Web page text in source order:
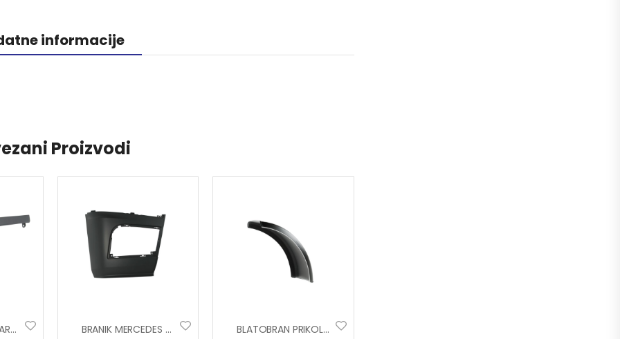
informacije
Proizvodi
LAJSNA-OKVIR FARA MERCEDES ACTROS MP4 MP5 LIJEVA BRANIK MERCEDES ACTROS MP4 MP5 DESNI 9608855025 BLATOBRAN PRIKOLICA 1/2 450x900mm